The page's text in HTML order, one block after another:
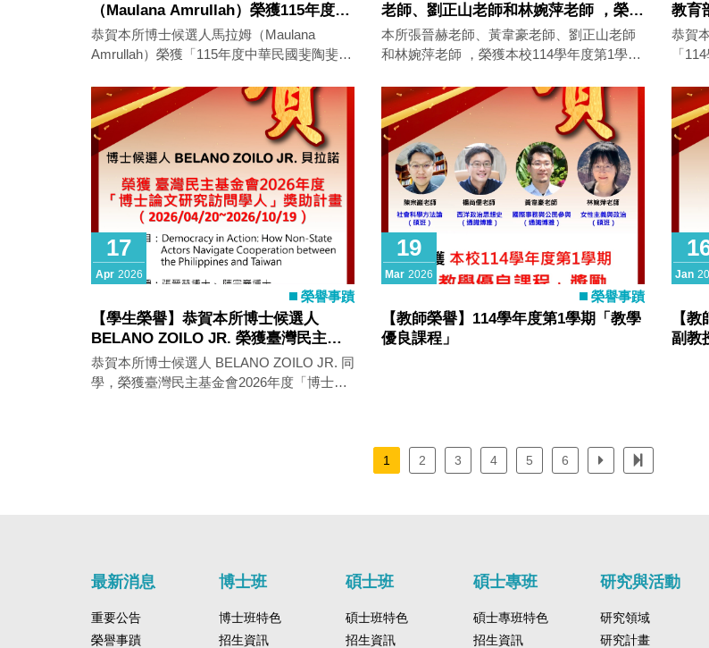
（Maulana Amrullah）榮獲115年度中
華民國斐陶斐榮譽會員
恭賀本所博士候選人馬拉姆（Maulana
Amrullah）榮獲「115年度中華民國斐陶斐榮
陶斐榮譽會員辦法 : 碩士班\博士班
老師、劉正山老師和林婉萍老師 ，榮獲
本校114學年度第1學期「全英語授課」
獎勵
本所張晉赫老師、黃韋豪老師、劉正山老師
和林婉萍老師 ，榮獲本校114學年度第1學期
生修課心得
教育
化學
恭賀
「
流。
17
Apr 2026
榮譽事蹟
【學生榮譽】恭賀本所博士候選人
BELANO ZOILO JR. 榮獲臺灣民主基
金會博士論文研究訪問學人獎助計畫
恭賀本所博士候選人 BELANO ZOILO JR. 同
學，榮獲臺灣民主基金會2026年度「博士論
19
Mar 2026
榮譽事蹟
【教師榮譽】114學年度第1學期「教學
優良課程」
Jan
【
副教
1 2 3 4 5 6
最新消息
重要公告
榮譽事蹟
博士班
博士班特色
招生資訊
碩士班
碩士班特色
招生資訊
碩士專班
碩士專班特色
招生資訊
研究與活動
研究領域
研究計畫